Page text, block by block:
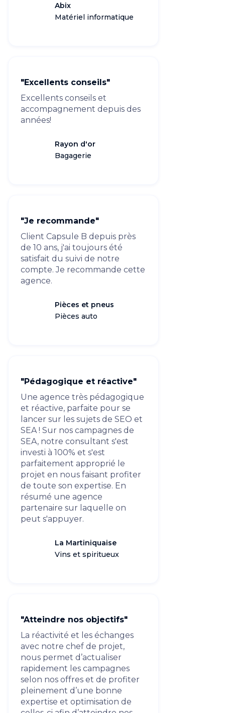
Abix
Matériel informatique
"Excellents conseils"
Excellents conseils et
accompagnement depuis des
années!
Rayon d'or
Bagagerie
"Je recommande"
Client Capsule B depuis près
de 10 ans, j'ai toujours été
satisfait du suivi de notre
compte. Je recommande cette
agence.
Pièces et pneus
Pièces auto
"Pédagogique et réactive"
Une agence très pédagogique
et réactive, parfaite pour se
lancer sur les sujets de SEO et
SEA ! Sur nos campagnes de
SEA, notre consultant s'est
investi à 100% et s'est
parfaitement approprié le
projet en nous faisant profiter
de toute son expertise. En
résumé une agence
partenaire sur laquelle on
peut s'appuyer.
La Martiniquaise
Vins et spiritueux
"Atteindre nos objectifs"
La réactivité et les échanges
avec notre chef de projet,
nous permet d’actualiser
rapidement les campagnes
selon nos offres et de profiter
pleinement d’une bonne
expertise et optimisation de